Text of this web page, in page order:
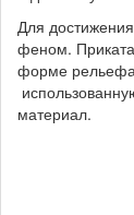
Для
феном.
форме рельефа
материал.